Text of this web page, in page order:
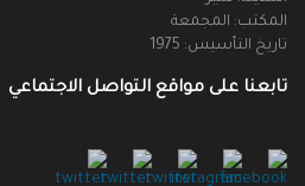
المكتب: المجمعة
تاريخ التأسيس: 1975
تابعنا على مواقع التواصل الاجتماعي